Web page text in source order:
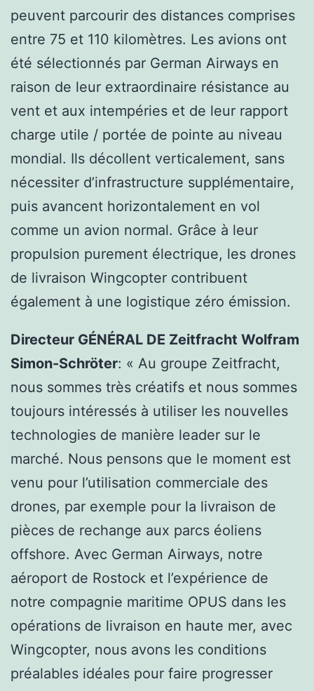
peuvent parcourir des distances comprises
entre 75 et 110 kilomètres. Les avions ont
été sélectionnés par German Airways en
raison de leur extraordinaire résistance au
vent et aux intempéries et de leur rapport
charge utile / portée de pointe au niveau
mondial. Ils décollent verticalement, sans
nécessiter d’infrastructure supplémentaire,
puis avancent horizontalement en vol
comme un avion normal. Grâce à leur
propulsion purement électrique, les drones
de livraison Wingcopter contribuent
également à une logistique zéro émission.
Directeur GÉNÉRAL DE Zeitfracht Wolfram
Simon-Schröter: « Au groupe Zeitfracht,
nous sommes très créatifs et nous sommes
toujours intéressés à utiliser les nouvelles
technologies de manière leader sur le
marché. Nous pensons que le moment est
venu pour l’utilisation commerciale des
drones, par exemple pour la livraison de
pièces de rechange aux parcs éoliens
offshore. Avec German Airways, notre
aéroport de Rostock et l’expérience de
notre compagnie maritime OPUS dans les
opérations de livraison en haute mer, avec
Wingcopter, nous avons les conditions
préalables idéales pour faire progresser